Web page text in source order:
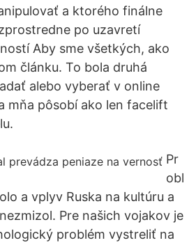
a ktorého finálne
po uzavretí
Aby sme všetkých, ako
článku. To bola druhá
alebo vyberať v online
mňa pôsobí ako len facelift
Pr
obl
a vplyv Ruska na kultúru a
Pre našich vojakov je
problém vystreliť na